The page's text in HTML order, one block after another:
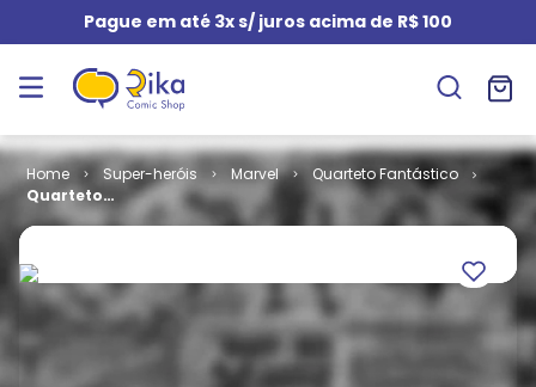
Pague em até 3x s/ juros acima de R$ 100
Super-heróis Marvel
Quarteto Fantástico
Quarteto
Fantástico - 1ª
Coisa Vs.
Imortal Hulk